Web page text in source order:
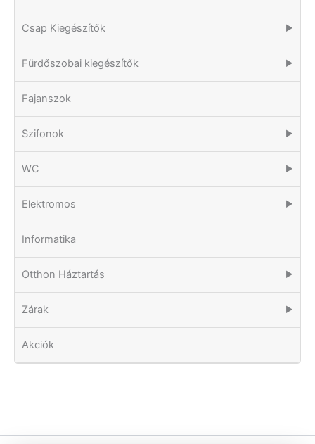
Csap Kiegészítők ▶
Fürdőszobai kiegészítők ▶
Fajanszok
Szifonok ▶
WC ▶
Elektromos ▶
Informatika
Otthon Háztartás ▶
Zárak ▶
Akciók